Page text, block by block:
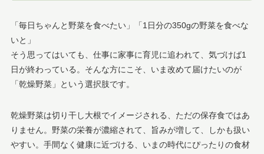
「毎日ちゃんと野菜を食べたい」「1日分の350gの野菜を食べな
いと」
そう思ってはいても、仕事に家事に育児に追われて、気づけば1
日が終わっている。そんな方にこそ、いま改めて届けたいのが
「乾燥野菜」という選択肢です。
乾燥野菜は切り干し大根でイメージされる、ただの保存食ではあ
りません。野菜の栄養が濃縮されて、旨みが増して、しかも扱い
やすい。手間なく健康に近づける、いまの時代にぴったりの食材